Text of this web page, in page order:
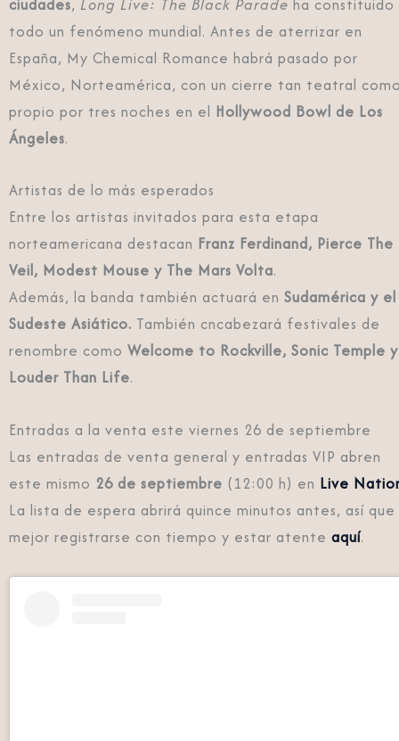
todo un fenómeno mundial. Antes de aterrizar en
España, My Chemical Romance habrá pasado por
México, Norteamérica, con un cierre tan teatral
propio por tres noches en el Hollywood Bowl de Los
Ángeles.
Artistas de lo más esperados
Entre los artistas invitados para esta etapa
norteamericana destacan Franz Ferdinand, Pierce The
Veil, Modest Mouse y The Mars Volta.
Además, la banda también actuará en Sudamérica y el
Sudeste Asiático. También cncabezará festivales de
renombre como Welcome to Rockville, Sonic Temple y
Louder Than Life.
Entradas a la venta este viernes 26 de septiembre
Las entradas de venta general y entradas VIP abren
este mismo 26 de septiembre (12:00 h) en Live
La lista de espera abrirá quince minutos antes, así que
mejor registrarse con tiempo y estar atente aquí.